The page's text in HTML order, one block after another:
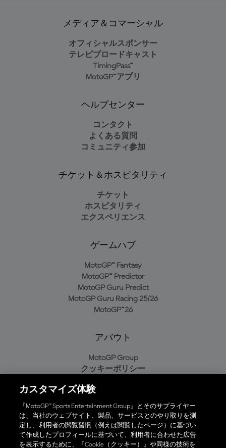
メディア＆コマーシャル
オフィシャルスポンサー
テレビブロードキャスト
TimingPass™
MotoGP™アプリ
ヘルプセンター
コンタクト
よくある質問
コミュニティ参加
チケット＆ホスピタリティ
チケット
ホスピタリティ
エクスペリエンス
ゲームハブ
MotoGP™ Fantasy
MotoGP™ Predictor
MotoGP Guru Predict
MotoGP Guru Racing 25/26
MotoGP™26
アバウト
MotoGP Group
クッキーポリシー
プライバシーポリシー
購入ポリシー
オフィシャルアプリ
カスタマイズ体験
『MotoGP™ Sports Entertainment Group』とそのサプライヤー
は、当社のウェブサイト、製品、サービスとのやり取りを測
定し、利用者の閲覧習慣（例えば閲覧したページ）に基づい
て作成したプロフィールに基づいて、利用者に合わせた広告
を表示するために、『Cookie（クッキー）』や同様の技術を